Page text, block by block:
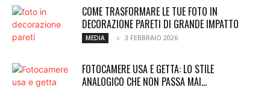
COME TRASFORMARE LE TUE FOTO IN
DECORAZIONE PARETI DI GRANDE IMPATTO
MEDIA 3 FEBBRAIO 2026
FOTOCAMERE USA E GETTA: LO STILE
ANALOGICO CHE NON PASSA MAI...